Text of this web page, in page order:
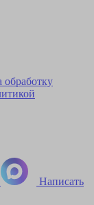
обработку
Написать